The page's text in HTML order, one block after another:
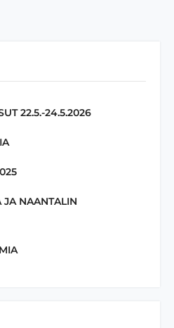
22.5.-24.5.2026
JA NAANTALIN